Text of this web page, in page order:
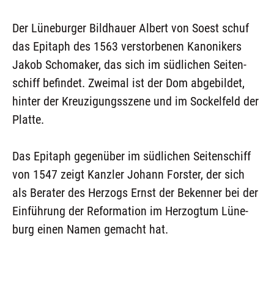
Der Lüne­bur­ger Bild­hau­er Albert von Soest schuf
das Epi­taph des 1563 ver­stor­be­nen Kano­ni­kers
Jakob Scho­ma­ker, das sich im süd­li­chen Sei­ten­
schiff befin­det. Zwei­mal ist der Dom abge­bil­det,
hin­ter der Kreu­zi­gungs­sze­ne und im Sockel­feld der
Platte.
Das Epi­taph gegen­über im süd­li­chen Sei­ten­schiff
von 1547 zeigt Kanz­ler Johann Fors­ter, der sich
als Bera­ter des Her­zogs Ernst der Beken­ner bei der
Ein­füh­rung der Refor­ma­ti­on im Her­zog­tum Lüne­
burg einen Namen gemacht hat.